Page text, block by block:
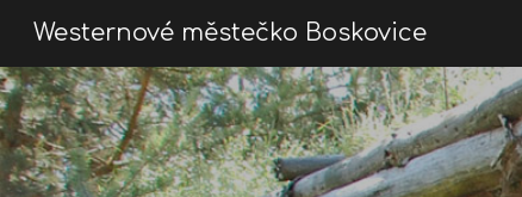
Westernové městečko Boskovice